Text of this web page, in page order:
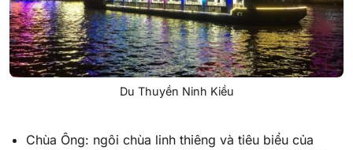
Du Thuyền Ninh Kiều
Chùa Ông: ngôi chùa linh thiêng và tiêu biểu của